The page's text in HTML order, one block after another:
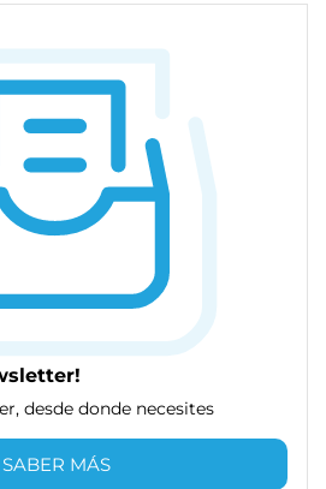
desde donde necesites
SABER MÁS